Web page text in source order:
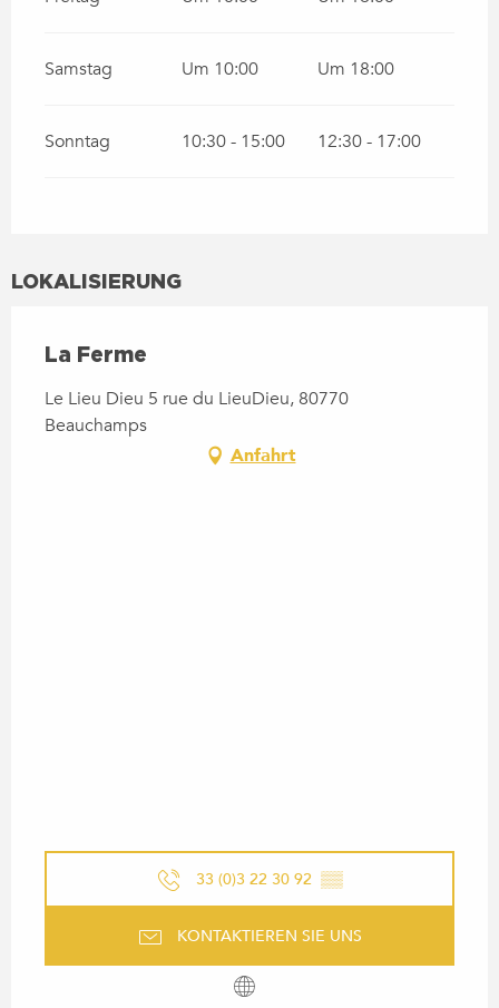
Samstag Um 10:00 Um 18:00
Sonntag 10:30 - 15:00 12:30 - 17:00
LOKALISIERUNG
La Ferme
Le Lieu Dieu 5 rue du LieuDieu, 80770
Beauchamps
Anfahrt
33 (0)3 22 30 92 ▒▒
KONTAKTIEREN SIE UNS